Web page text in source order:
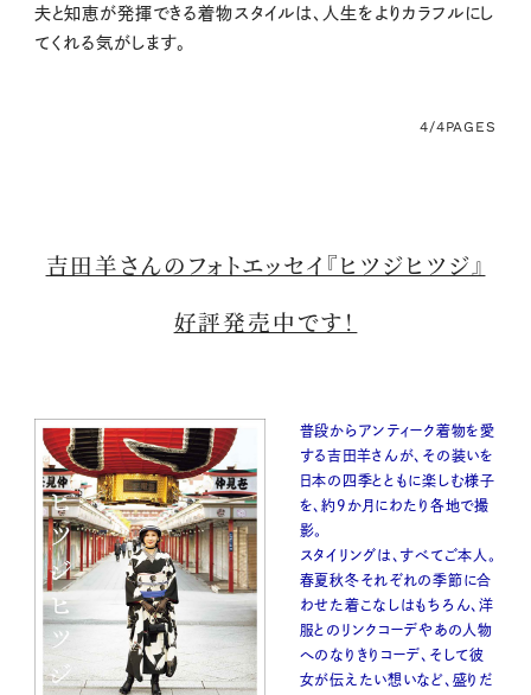
夫と知恵が発揮できる着物スタイルは、人生をよりカラフルにし
てくれる気がします。
4/4PAGES
吉田羊さんのフォトエッセイ『ヒツジヒツジ』
好評発売中です！
普段からアンティーク着物を愛
する吉田羊さんが、その装いを
日本の四季とともに楽しむ様子
を、約9か月にわたり各地で撮
影。
スタイリングは、すべてご本人。
春夏秋冬それぞれの季節に合
わせた着こなしはもちろん、洋
服とのリンクコーデやあの人物
へのなりきりコーデ、そして彼
女が伝えたい想いなど、盛りだ